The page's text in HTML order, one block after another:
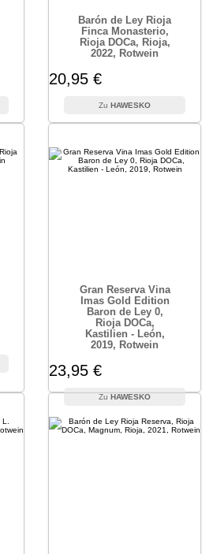
Barón de Ley Rioja
Finca Monasterio,
Rioja DOCa, Rioja,
2022, Rotwein
20,95 €
HAWESKO
Gran Reserva Vina
Imas Gold Edition
Baron de Ley 0,
Rioja DOCa,
Kastilien - León,
2019, Rotwein
23,95 €
HAWESKO